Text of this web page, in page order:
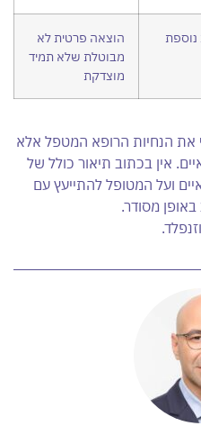
הוצאה פרטית לא
מבוטלת שלא תמיד
מוצדקת
את הנחיות הרופא המטפל אלא
אין בכתוב תיאור כולל של
ועל המטופל להתייעץ עם
מסודר.